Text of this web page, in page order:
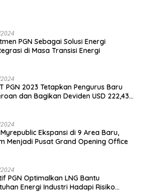
PGN Sebagai Solusi Energi
di Masa Transisi Energi
PGN 2023 Tetapkan Pengurus Baru
dan Bagikan Deviden USD 222,43
Ekspansi di 9 Area Baru,
Menjadi Pusat Grand Opening Office
PGN Optimalkan LNG Bantu
Energi Industri Hadapi Risiko